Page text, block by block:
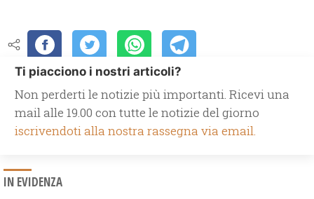
Ti piacciono i nostri articoli?
Non perderti le notizie più importanti. Ricevi una
mail alle 19.00 con tutte le notizie del giorno
iscrivendoti alla nostra rassegna via email.
IN EVIDENZA